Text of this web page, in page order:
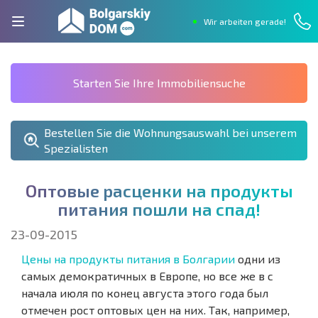
Wir arbeiten gerade!
Starten Sie Ihre Immobiliensuche
Bestellen Sie die Wohnungsauswahl bei unserem
Spezialisten
Оптовые расценки на продукты
питания пошли на спад!
23-09-2015
Цены на продукты питания в Болгарии одни из
самых демократичных в Европе, но все же в с
начала июля по конец августа этого года был
отмечен рост оптовых цен на них. Так, например,